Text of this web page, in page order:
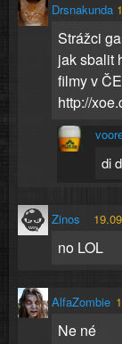
Drsnakunda
Strážci
jak sbalit
filmy v
http://
di
Zinos
no LOL
AlfaZombie
Ne né